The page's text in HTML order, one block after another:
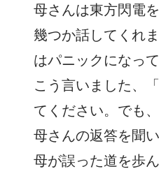
母さんは東方閃電
幾つか話してくれ
はパニックになっ
こう言いました、
てください。でも
母さんの返答を聞
母が誤った道を歩